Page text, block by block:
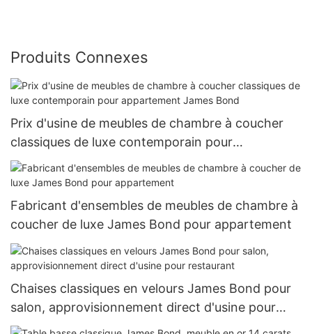
Produits Connexes
Prix ​​d'usine de meubles de chambre à coucher
classiques de luxe contemporain pour
appartement James Bond
Fabricant d'ensembles de meubles de chambre à
coucher de luxe James Bond pour appartement
Chaises classiques en velours James Bond pour
salon, approvisionnement direct d'usine pour
restaurant